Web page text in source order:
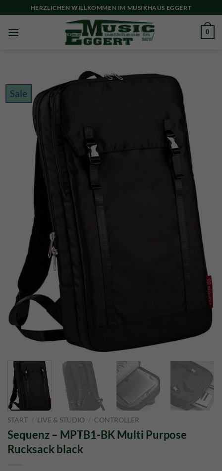
to
content
HERZLICHEN WILLKOMMEN IM MUSIKHAUS EGGERT
0
Sale
START / LIVE & STUDIO / CONTROLLER
Sequenz – MPTB1-BK Multi Purpose
Rucksack black